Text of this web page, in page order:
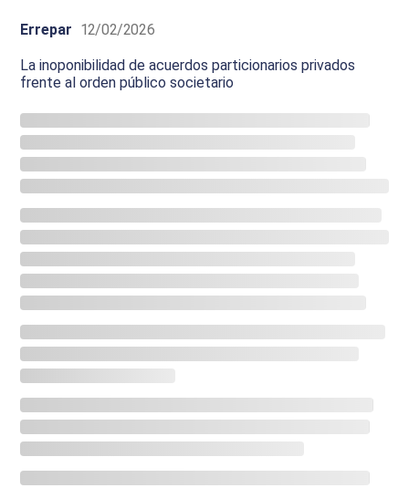
Errepar 12/02/2026
La inoponibilidad de acuerdos particionarios privados
frente al orden público societario